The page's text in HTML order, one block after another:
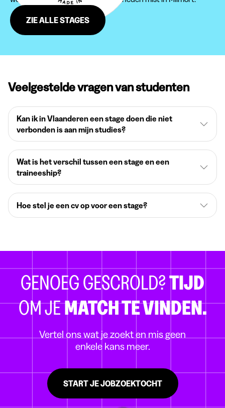
ZIE ALLE STAGES
Veelgestelde vragen van studenten
Kan ik in Vlaanderen een stage doen die niet
verbonden is aan mijn studies?
Wat is het verschil tussen een stage en een
traineeship?
Hoe stel je een cv op voor een stage?
GENOEG GESCROLD?TIJD
OM JEMATCH TE VINDEN.
Vertel ons wat je zoekt en mis geen
enkele kans meer.
START JE JOBZOEKTOCHT